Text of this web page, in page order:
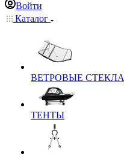
Войти
Каталог
ВЕТРОВЫЕ СТЕКЛА
ТЕНТЫ